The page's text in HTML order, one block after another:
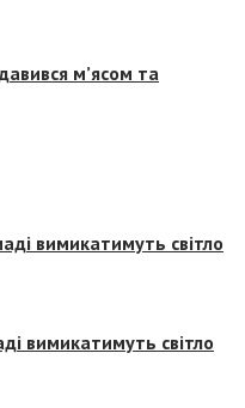
м’ясом та
вимикатимуть світло
вимикатимуть світло